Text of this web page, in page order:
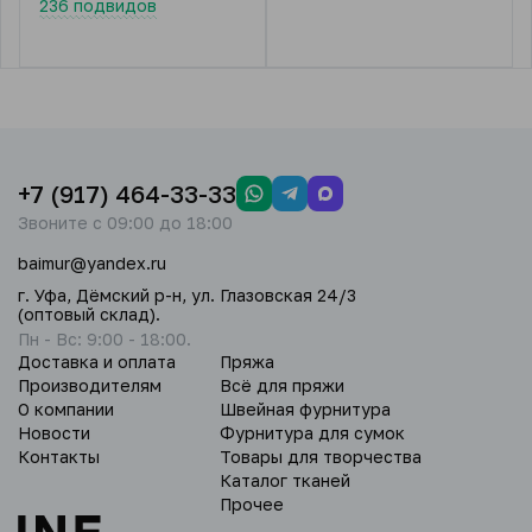
236 подвидов
Доставка и оплата
Производителям
О компании
Новости
Контакты
Пряжа
Всё для пряжи
Швейная фурнитура
Фурнитура для сумок
Товары для творчества
Каталог тканей
Прочее
+7 (917) 464-33-33
Звоните с 09:00 до 18:00
baimur@yandex.ru
г. Уфа, Дёмский р-н, ул. Глазовская 24/3
(оптовый склад).
Пн - Вс: 9:00 - 18:00.